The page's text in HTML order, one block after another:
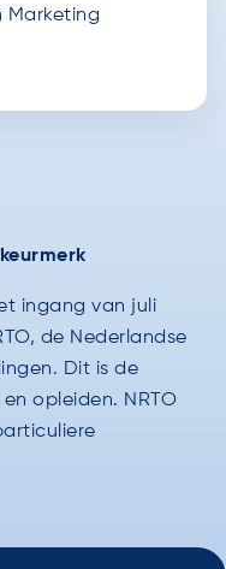
Marketing
ingang van juli
de Nederlandse
Dit is de
opleiden. NRTO